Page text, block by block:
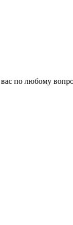
по любому